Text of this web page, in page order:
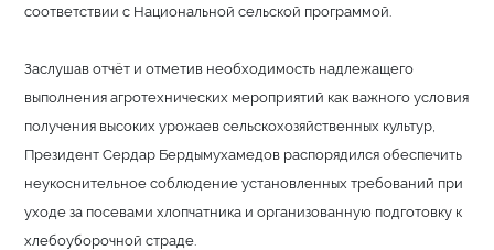
соответствии с Национальной сельской программой.
Заслушав отчёт и отметив необходимость надлежащего
выполнения агротехнических мероприятий как важного условия
получения высоких урожаев сельскохозяйственных культур,
Президент Сердар Бердымухамедов распорядился обеспечить
неукоснительное соблюдение установленных требований при
уходе за посевами хлопчатника и организованную подготовку к
хлебоуборочной страде.